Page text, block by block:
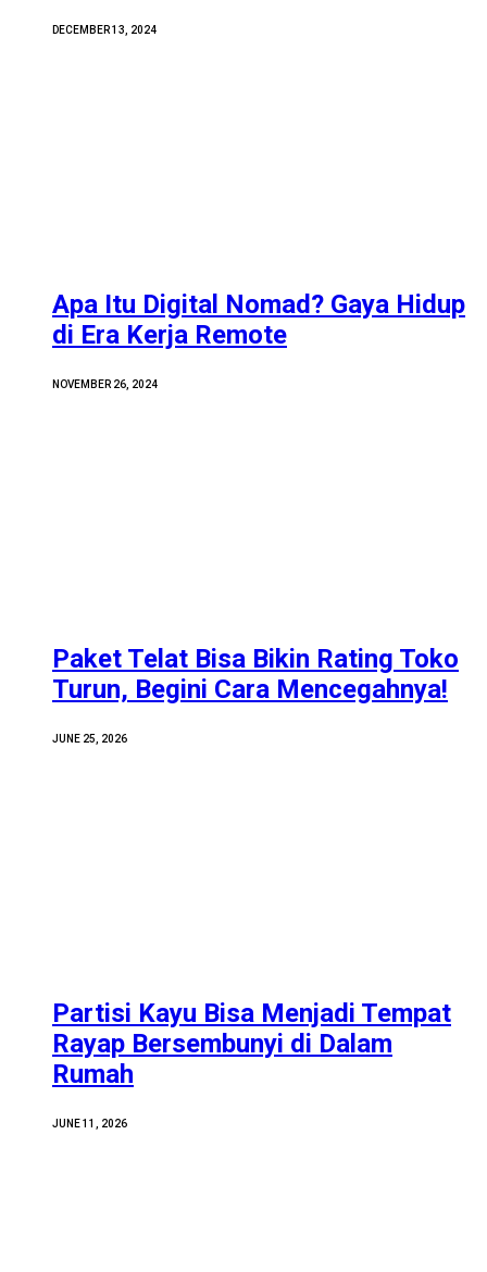
DECEMBER 13, 2024
Apa Itu Digital Nomad? Gaya Hidup
di Era Kerja Remote
NOVEMBER 26, 2024
Paket Telat Bisa Bikin Rating Toko
Turun, Begini Cara Mencegahnya!
JUNE 25, 2026
Partisi Kayu Bisa Menjadi Tempat
Rayap Bersembunyi di Dalam
Rumah
JUNE 11, 2026